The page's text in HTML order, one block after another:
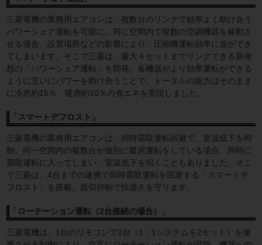
三菱電機の業務用エアコンは、複数台のリンクで効率よく助け合う
パワーシェア運転を可能に。同じ空間内で複数の空調機器を稼動さ
せる場合、設置場所などの影響により、圧縮機運転効率に差ができ
てしまいます。そこで三菱は、最大４セットまでリンクできる新発
想の「パワーシェア運転」を開発。各機器がより効率運転ができる
ように互いにパワーを助け合うことで、トータルの能力はそのまま
に冷房約15％、暖房約10％の省エネを実現しました。
「スマートデフロスト」
三菱電機の業務用エアコンは、同時霜取運転回避で、室温低下を抑
制。同一空間内の複数台が個別に暖房運転をしている場合、同時に
霜取運転に入ってしまい、室温低下を招くこともありました。そこ
で三菱は、4台までの連携で同時霜取運転を回避する「スマートデ
フロスト」を搭載。親切抑制で快適さを守ります。
「ローテーション運転（2台接続の場合）」
三菱電機は、1台のリモコンで2台（1：1システムを2セット）を連